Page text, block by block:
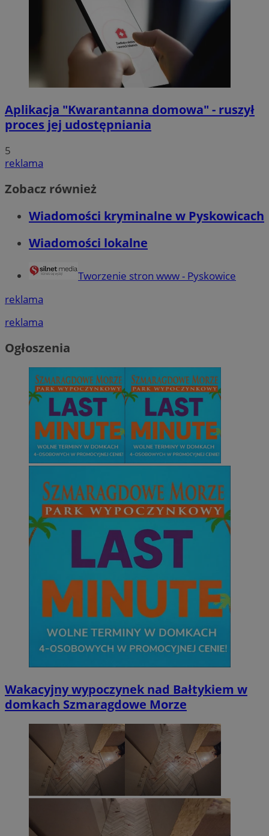
Aplikacja "Kwarantanna domowa" - ruszył
proces jej udostępniania
5
reklama
Zobacz również
Wiadomości kryminalne w Pyskowicach
Wiadomości lokalne
Tworzenie stron www - Pyskowice
reklama
reklama
Ogłoszenia
Wakacyjny wypoczynek nad Bałtykiem w
domkach Szmaragdowe Morze